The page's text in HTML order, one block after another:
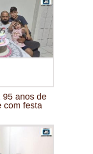
95 anos de
com festa